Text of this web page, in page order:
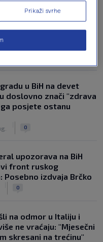
u BiH na devet
doslovno znači "zdrava
posjete ostanu
0
upozorava na BiH
front ruskog
Posebno izdvaja Brčko
0
na odmor u Italiju i
ne vraćaju: "Mjesečni
skresani na trećinu"
Prikaži svrhe